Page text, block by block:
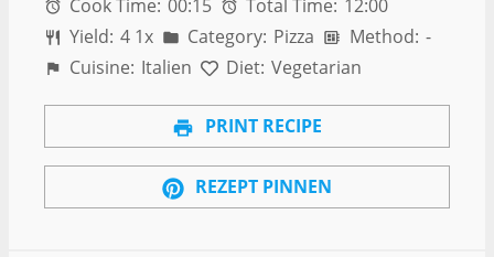
Cook Time: 00:15 Total Time: 12:00
Yield: 4 1x Category: Pizza Method: -
Cuisine: Italien Diet: Vegetarian
PRINT RECIPE
REZEPT PINNEN